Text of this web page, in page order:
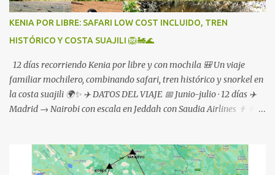
KENIA POR LIBRE: SAFARI LOW COST INCLUIDO, TREN
HISTÓRICO Y COSTA SUAJILI 🦁🚂🌊
12 días recorriendo Kenia por libre y con mochila 🎒 Un viaje
familiar mochilero, combinando safari, tren histórico y snorkel en
la costa suajili 🌍✨ ✈️ DATOS DEL VIAJE 📅 Junio-julio · 12 días ✈️
Madrid → Nairobi con escala en Jeddah con Saudia Airlines 👨‍👩‍👦
agradables 👉 Interior: Masai Mara y Nairobi entre 13 y 26 grados
👉 Costa: entre 20 y 30 grados ☀️ Sol durante todo el viaje , ⛈️